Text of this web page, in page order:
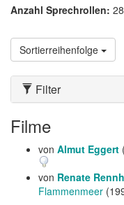
Anzahl Sprechrollen: 28
Sortierreihenfolge
Filter
Filme
von Almut Eggert
von Renate
Flammenmeer